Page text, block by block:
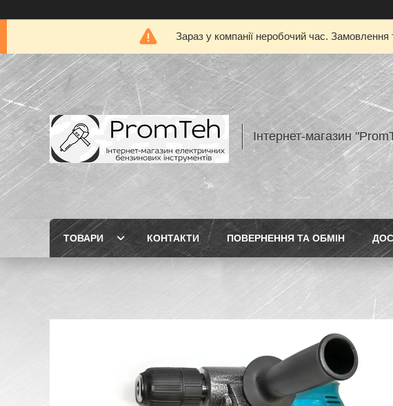
Зараз у компанії неробочий час.
Інтернет-магазин
ТОВАРИ КОНТАКТИ ПОВЕРНЕННЯ ТА ОБМІН